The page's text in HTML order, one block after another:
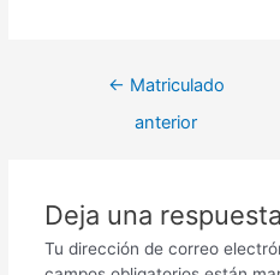
← Matriculado
anterior
Deja una respuesta
Tu dirección de correo